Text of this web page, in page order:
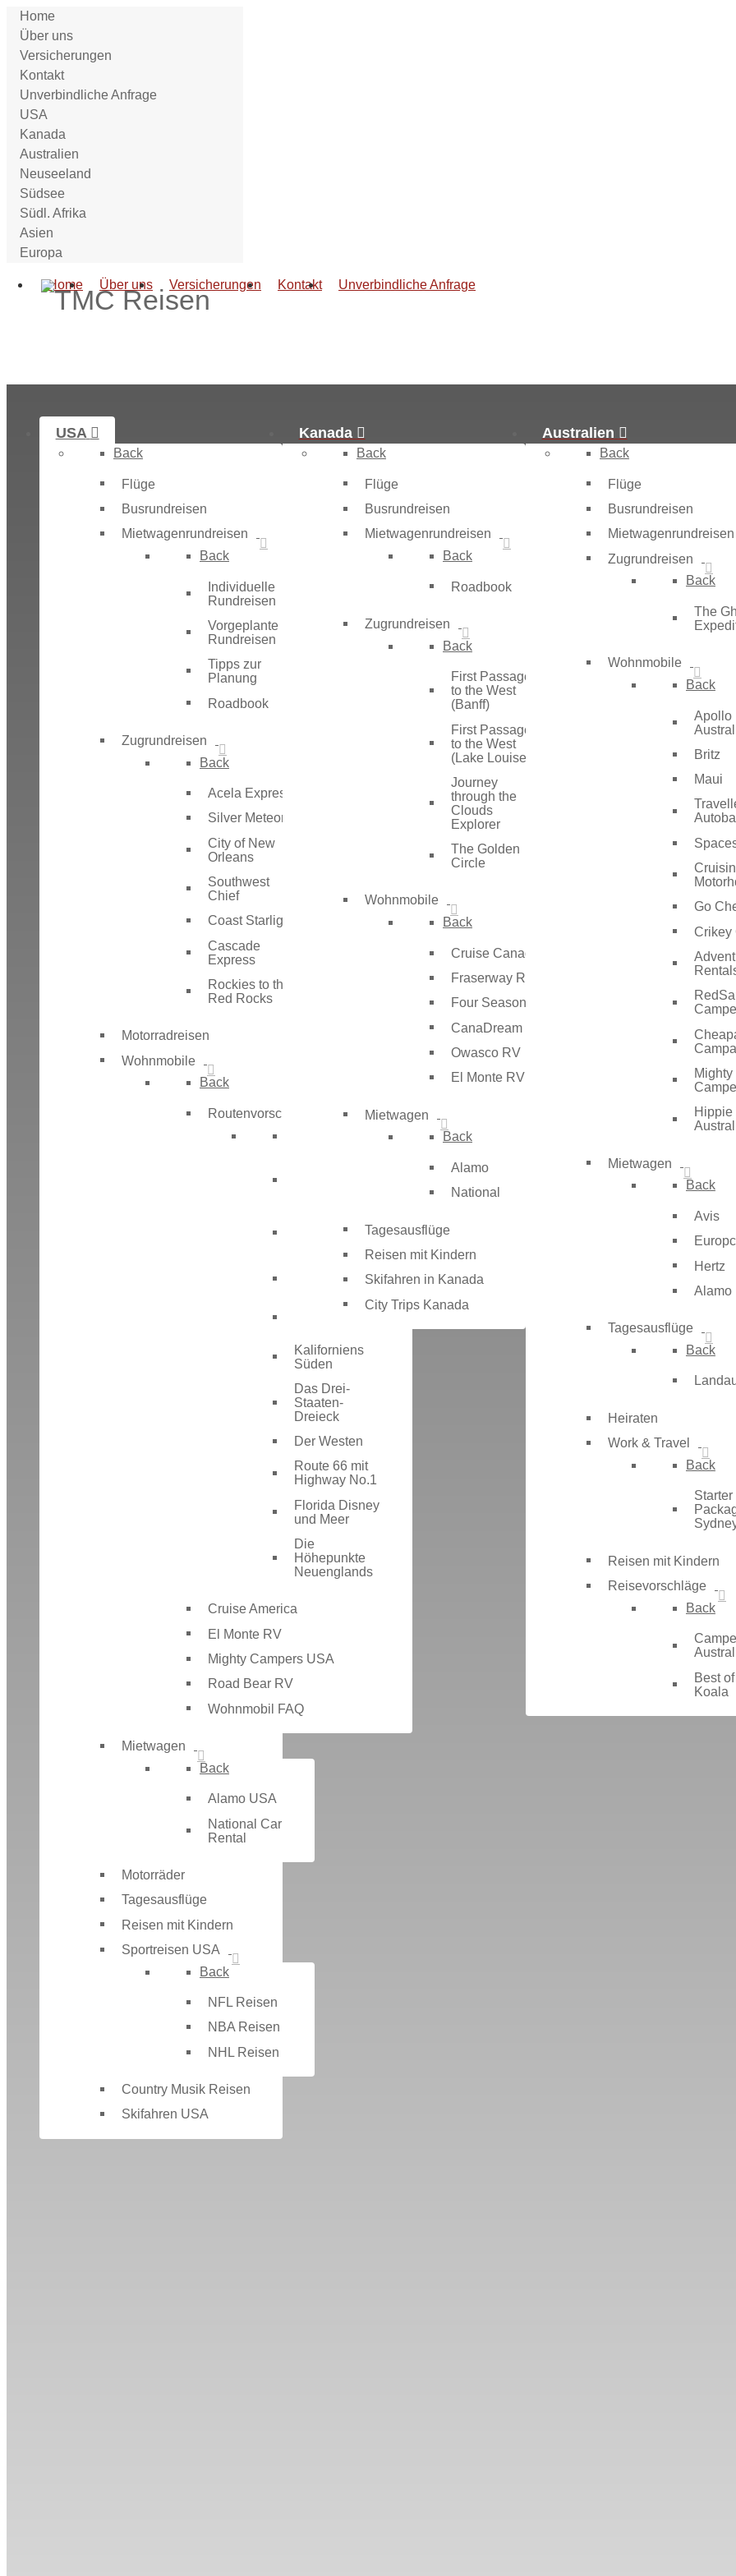
Home
Über uns
Versicherungen
Kontakt
Unverbindliche Anfrage
USA
Kanada
Australien
Neuseeland
Südsee
Südl. Afrika
Asien
Europa
Home Über uns Versicherungen Kontakt Unverbindliche Anfrage
USA
Back
Flüge
Busrundreisen
Mietwagenrundreisen
Back
Individuelle
Rundreisen
Vorgeplante
Rundreisen
Tipps zur
Planung
Roadbook
Zugrundreisen
Back
Acela Express
Silver Meteor
City of New
Orleans
Southwest
Chief
Coast Starlight
Cascade
Express
Rockies to the
Red Rocks
Motorradreisen
Wohnmobile
Back
Routenvorschläge
Strände und die
Ostküstenstädte
Amerikas
Kaliforniens
Süden
Das Drei-
Staaten-
Dreieck
Der Westen
Route 66 mit
Highway No.1
Florida Disney
und Meer
Die
Höhepunkte
Neuenglands
Cruise America
El Monte RV
Mighty Campers USA
Road Bear RV
Wohnmobil FAQ
Mietwagen
Back
Alamo USA
National Car
Rental
Motorräder
Tagesausflüge
Reisen mit Kindern
Sportreisen USA
Back
NFL Reisen
NBA Reisen
NHL Reisen
Country Musik Reisen
Skifahren USA
Kanada
Back
Flüge
Busrundreisen
Mietwagenrundreisen
Back
Roadbook
Zugrundreisen
Back
First Passage
to the West
(Banff)
First Passage
to the West
(Lake Louise)
Journey
through the
Clouds
Explorer
The Golden
Circle
Wohnmobile
Back
Cruise Canada
Fraserway RV
Four Seasons
CanaDream
Owasco RV
El Monte RV
Mietwagen
Back
Alamo
National
Tagesausflüge
Reisen mit Kindern
Skifahren in Kanada
City Trips Kanada
Australien
Back
Flüge
Busrundreisen
Mietwagenrundreisen
Zugrundreisen
Back
The
Wohnmobile
Back
Apollo
Britz
Maui
Go
Crikey
Campa
Mighty
Hippie
Mietwagen
Back
Avis
Hertz
Alamo
Tagesausflüge
Back
Heiraten
Work & Travel
Back
Starter
Reisen mit Kindern
Reisevorschläge
Back
Best
Koala